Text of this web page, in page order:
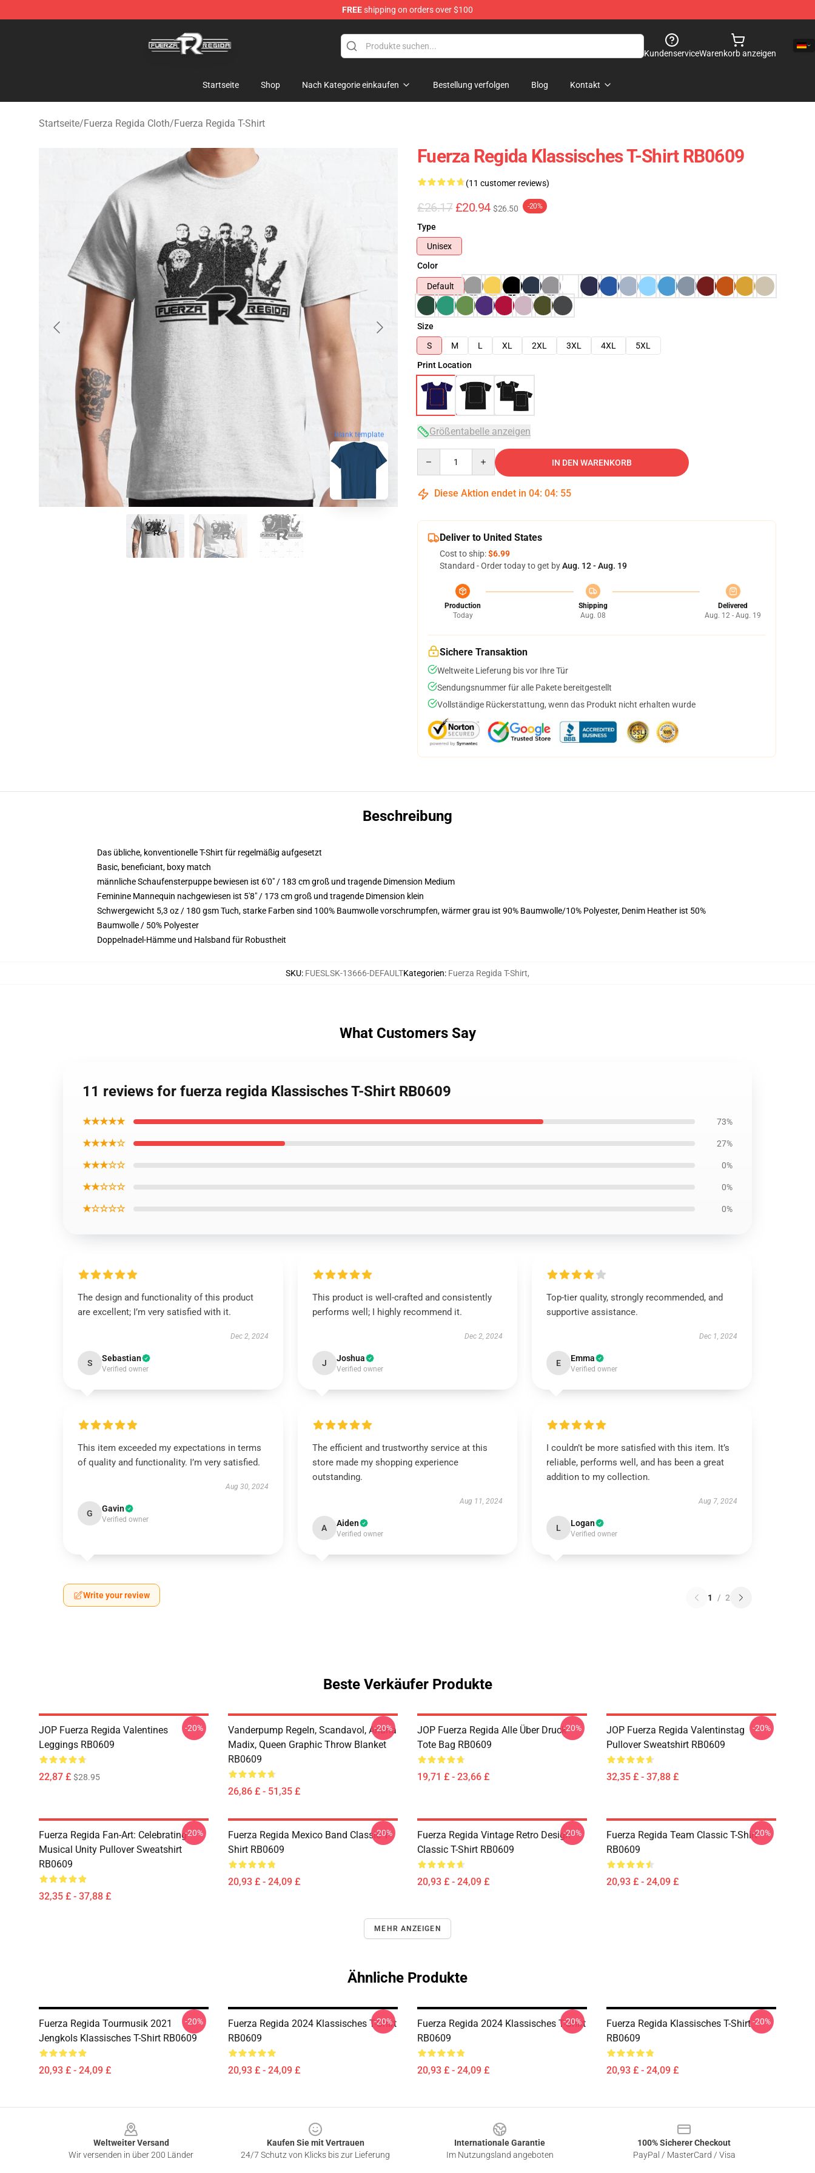
FREEshipping on orders over $100
KundenserviceWarenkorb anzeigen
Startseite Shop Nach Kategorie einkaufen Bestellung verfolgen Blog Kontakt
Startseite/Fuerza Regida Cloth/Fuerza Regida T-Shirt
blank template
Fuerza Regida Klassisches T-Shirt RB0609
(11 customer reviews)
£26.17 £20.94 $26.50 -20%
Type
Unisex
Color
Default
Size
S
M L XL 2XL 3XL 4XL
5XL
Print Location
Größentabelle anzeigen
IN DEN WARENKORB
Diese Aktion endet in 04: 04: 54
Deliver to United States
Cost to ship:$6.99
Standard - Order today to get byAug. 12 - Aug. 19
Production
Today
Shipping
Aug. 08
Delivered
Aug. 12 - Aug. 19
Sichere Transaktion
Weltweite Lieferung bis vor Ihre Tür
Sendungsnummer für alle Pakete bereitgestellt
Vollständige Rückerstattung, wenn das Produkt nicht erhalten wurde
Beschreibung
Das übliche, konventionelle T-Shirt für regelmäßig aufgesetzt
Basic, beneficiant, boxy match
männliche Schaufensterpuppe bewiesen ist 6'0" / 183 cm groß und tragende Dimension Medium
Feminine Mannequin nachgewiesen ist 5'8" / 173 cm groß und tragende Dimension klein
Schwergewicht 5,3 oz / 180 gsm Tuch, starke Farben sind 100% Baumwolle vorschrumpfen, wärmer grau ist 90% Baumwolle/10% Polyester, Denim Heather ist 50%
Baumwolle / 50% Polyester
Doppelnadel-Hämme und Halsband für Robustheit
SKU: FUESLSK-13666-DEFAULTKategorien: Fuerza Regida T-Shirt,
What Customers Say
11 reviews for fuerza regida Klassisches T-Shirt RB0609
★★★★★ 73%
★★★★☆ 27%
★★★☆☆ 0%
★★☆☆☆ 0%
★☆☆☆☆ 0%
The design and functionality of this product
are excellent; I’m very satisfied with it.
Dec 2, 2024
S Sebastian
Verified owner
This product is well-crafted and consistently
performs well; I highly recommend it.
Dec 2, 2024
J Joshua
Verified owner
Top-tier quality, strongly recommended, and
supportive assistance.
Dec 1, 2024
E Emma
Verified owner
This item exceeded my expectations in terms
of quality and functionality. I’m very satisfied.
Aug 30, 2024
G Gavin
Verified owner
The efficient and trustworthy service at this
store made my shopping experience
outstanding.
Aug 11, 2024
A Aiden
Verified owner
I couldn’t be more satisfied with this item. It’s
reliable, performs well, and has been a great
addition to my collection.
Aug 7, 2024
L Logan
Verified owner
Write your review 1 / 2
Beste Verkäufer Produkte
JOP Fuerza Regida Valentines
Leggings RB0609
22,87 £ $28.95
-20%
Vanderpump Regeln, Scandavol, Ariana
Madix, Queen Graphic Throw Blanket
RB0609
26,86 £ - 51,35 £
-20%
JOP Fuerza Regida Alle Über Druck
Tote Bag RB0609
19,71 £ - 23,66 £
-20%
JOP Fuerza Regida Valentinstag
Pullover Sweatshirt RB0609
32,35 £ - 37,88 £
-20%
Fuerza Regida Fan-Art: Celebrating
Musical Unity Pullover Sweatshirt
RB0609
32,35 £ - 37,88 £
-20%
Fuerza Regida Mexico Band Classic T-
Shirt RB0609
20,93 £ - 24,09 £
-20%
Fuerza Regida Vintage Retro Design
Classic T-Shirt RB0609
20,93 £ - 24,09 £
-20%
Fuerza Regida Team Classic T-Shirt
RB0609
20,93 £ - 24,09 £
-20%
MEHR ANZEIGEN
Ähnliche Produkte
Fuerza Regida Tourmusik 2021
Jengkols Klassisches T-Shirt RB0609
20,93 £ - 24,09 £
-20%
Fuerza Regida 2024 Klassisches T-Shirt
RB0609
20,93 £ - 24,09 £
-20%
Fuerza Regida 2024 Klassisches T-Shirt
RB0609
20,93 £ - 24,09 £
-20%
Fuerza Regida Klassisches T-Shirt
RB0609
20,93 £ - 24,09 £
-20%
Weltweiter Versand
Wir versenden in über 200 Länder
Kaufen Sie mit Vertrauen
24/7 Schutz von Klicks bis zur Lieferung
Internationale Garantie
Im Nutzungsland angeboten
100% Sicherer Checkout
PayPal / MasterCard / Visa